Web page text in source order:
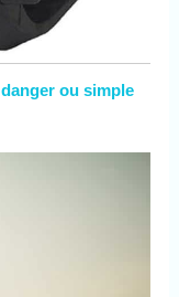
ou simple